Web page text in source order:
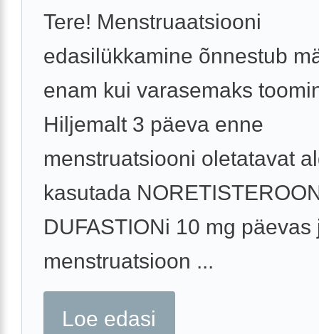
Tere! Menstruaatsiooni
edasilükkamine õnnestub
enam kui varasemaks
Hiljemalt 3 päeva enne
menstruatsiooni oletatavat
kasutada
DUFASTIONi 10 mg päevas
menstruatsioon ...
Loe edasi